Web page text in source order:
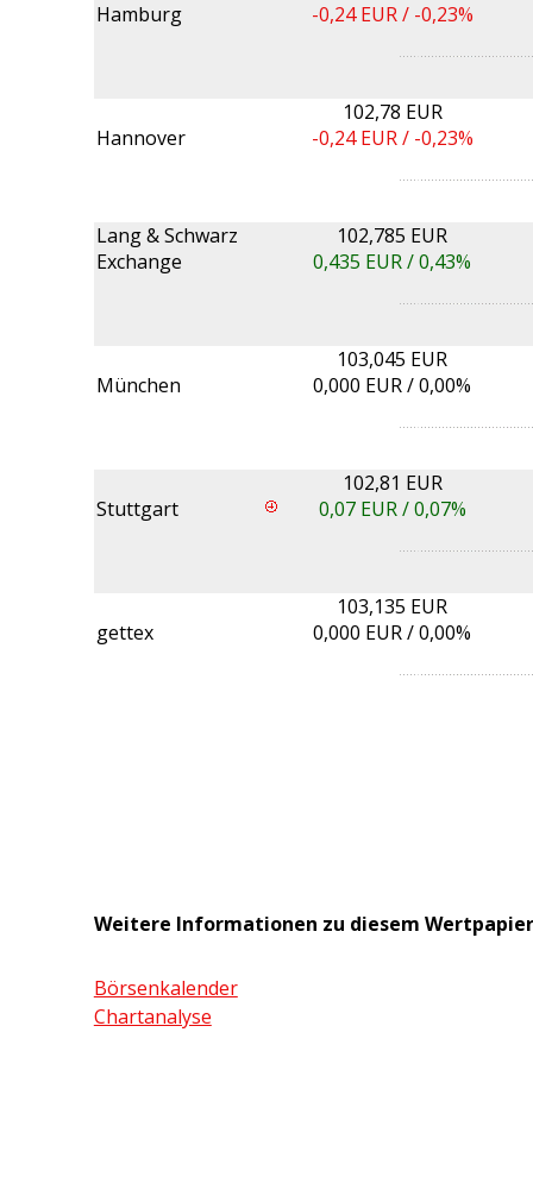
Hamburg
-0,24EUR / -0,23%
Hannover
102,78 EUR
-0,24EUR / -0,23%
Lang & Schwarz
Exchange
102,785 EUR
0,435 EUR /0,43%
München
103,045 EUR
0,000 EUR /0,00%
Stuttgart
102,81 EUR
0,07EUR /0,07%
gettex
103,135 EUR
0,000 EUR /0,00%
Weitere Informationen zu diesem Wertpapier
Börsenkalender
Chartanalyse